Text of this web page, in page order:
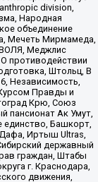
division,
Народная
объединение
Мечеть Мирмамеда,
ВОЛЯ, Меджлис
противодействии
Штольц, В
Независимость,
Правды и
Крю, Союз
пансионат Ак Умут,
единство, Башкорт,
Иртыш Ultras,
державный
граждан, Штабы
г. Краснодара,
движения,